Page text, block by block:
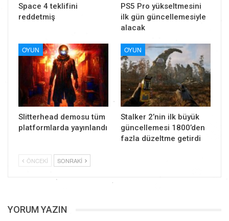
Space 4 teklifini
reddetmiş
PS5 Pro yükseltmesini
ilk gün güncellemesiyle
alacak
OYUN
Slitterhead demosu tüm
platformlarda yayınlandı
OYUN
Stalker 2’nin ilk büyük
güncellemesi 1800’den
fazla düzeltme getirdi
ÖNCEKI SONRAKI
YORUM YAZIN